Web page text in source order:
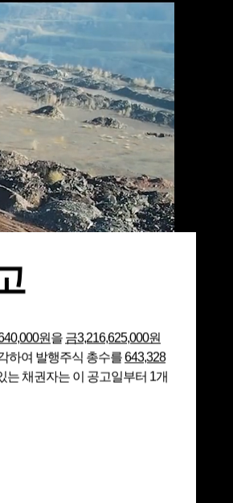
원을 금3,216,625,000원
하여 발행주식 총수를643,328
는 채권자는 이 공고일부터 1개